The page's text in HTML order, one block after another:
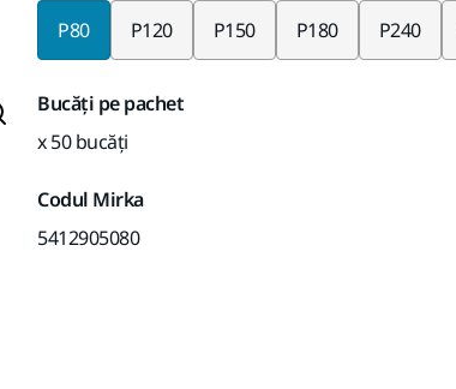
P80 P120 P150 P180 P240
Bucăți pe pachet
x 50 bucăți
Codul Mirka
5412905080